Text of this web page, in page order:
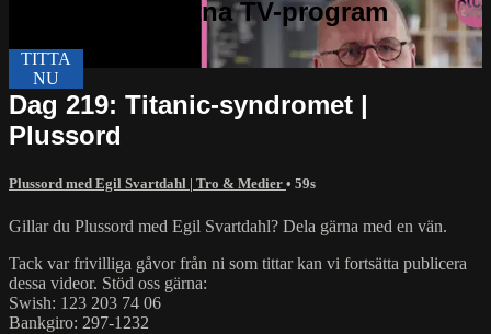
Dag 219: Titanic-syndromet |
Plussord
Plussord med Egil Svartdahl | Tro & Medier • 59s
Gillar du Plussord med Egil Svartdahl? Dela gärna med en vän.
Tack var frivilliga gåvor från ni som tittar kan vi fortsätta publicera
dessa videor. Stöd oss gärna:
Swish: 123 203 74 06
Bankgiro: 297-1232